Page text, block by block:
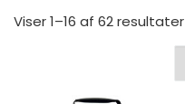
Viser 1–16 af 62 resultater